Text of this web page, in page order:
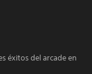
éxitos del arcade en